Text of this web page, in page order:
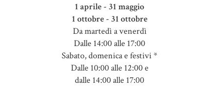
1 aprile - 31 maggio
1 ottobre - 31 ottobre
Da martedì a venerdì
Dalle 14:00 alle 17:00
Sabato, domenica e festivi *
Dalle 10:00 alle 12:00 e
dalle 14:00 alle 17:00